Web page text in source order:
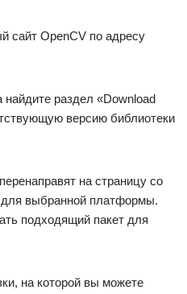
сайт OpenCV по адресу
найдите раздел «Download
версию библиотеки
на страницу со
для выбранной платформы.
подходящий пакет для
на которой вы можете